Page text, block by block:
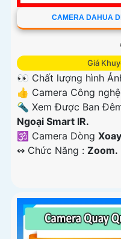
CAMERA DAHUA
Giá
👀 Chất lượng hình
👍 Camera Công
🔦 Xem Được Ban
Ngoại Smart IR.
🕉️ Camera Dòng
️↭ Chức Năng : Zoom.